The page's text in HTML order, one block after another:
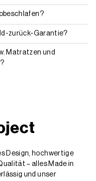
zurück-Garantie?
Matratzen und
Design, hochwertige
– alles Made in
und unser